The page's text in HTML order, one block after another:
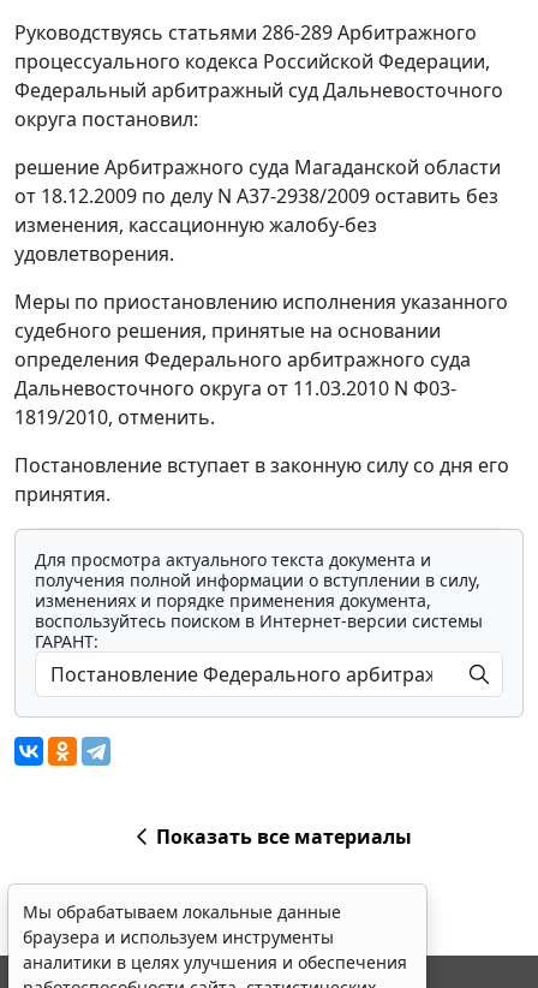
Руководствуясь статьями 286-289Арбитражного
процессуального кодекса Российской Федерации,
Федеральный арбитражный суд Дальневосточного
округа постановил:
решение Арбитражного суда Магаданской области
от 18.12.2009 по делу N А37-2938/2009 оставить без
изменения, кассационную жалобу-без
удовлетворения.
Меры по приостановлению исполнения указанного
судебного решения, принятые на основании
определения Федерального арбитражного суда
Дальневосточного округа от 11.03.2010 N Ф03-
1819/2010, отменить.
Постановление вступает в законную силу со дня его
принятия.
Для просмотра актуального текста документа и
получения полной информации о вступлении в силу,
изменениях и порядке применения документа,
воспользуйтесь поиском в Интернет-версии системы
ГАРАНТ:
Показать все материалы
Мы обрабатываем локальные данные
браузера и используем инструменты
аналитики в целях улучшения и обеспечения